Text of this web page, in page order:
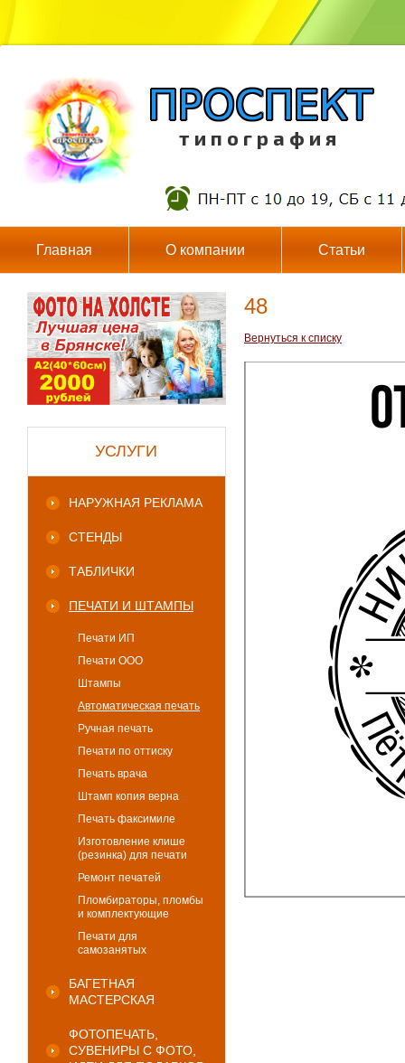
т и п о г р а ф и я
Главная О компании Статьи
УСЛУГИ
НАРУЖНАЯ РЕКЛАМА
СТЕНДЫ
ТАБЛИЧКИ
ПЕЧАТИ И ШТАМПЫ
Печати ИП
Печати ООО
Штампы
Автоматическая печать
Ручная печать
Печати по оттиску
Печать врача
Штамп копия верна
Печать факсимиле
Изготовление клише
(резинка) для печати
Ремонт печатей
Пломбираторы, пломбы
и комплектующие
Печати для
самозанятых
БАГЕТНАЯ
МАСТЕРСКАЯ
ФОТОПЕЧАТЬ,
СУВЕНИРЫ С ФОТО,
48
Вернуться к списку